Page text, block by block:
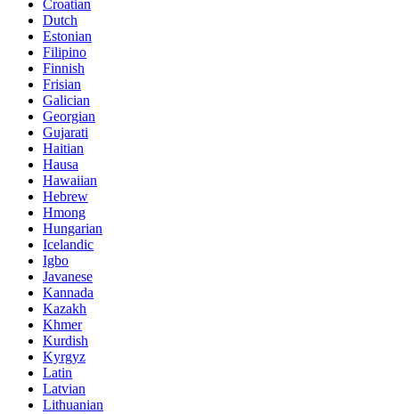
Croatian
Dutch
Estonian
Filipino
Finnish
Frisian
Galician
Georgian
Gujarati
Haitian
Hausa
Hawaiian
Hebrew
Hmong
Hungarian
Icelandic
Igbo
Javanese
Kannada
Kazakh
Khmer
Kurdish
Kyrgyz
Latin
Latvian
Lithuanian